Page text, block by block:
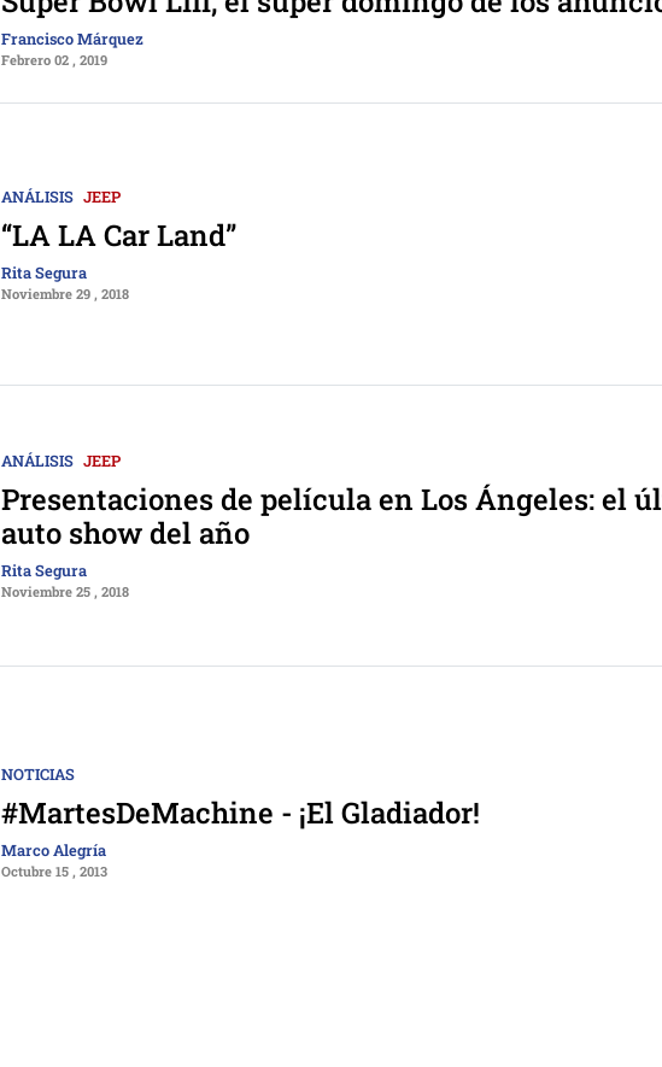
Francisco Márquez
Febrero 02 , 2019
ANÁLISIS JEEP
“LA LA Car Land”
Rita Segura
Noviembre 29 , 2018
ANÁLISIS JEEP
Presentaciones de película en Los Ángeles: el
auto show del año
Rita Segura
Noviembre 25 , 2018
NOTICIAS
#MartesDeMachine - ¡El Gladiador!
Marco Alegría
Octubre 15 , 2013